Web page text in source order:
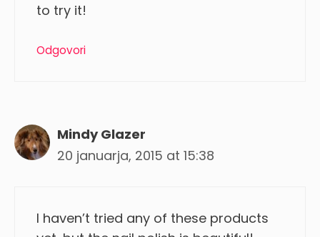
to try it!
Odgovori
Mindy Glazer
20 januarja, 2015 at 15:38
I haven’t tried any of these products